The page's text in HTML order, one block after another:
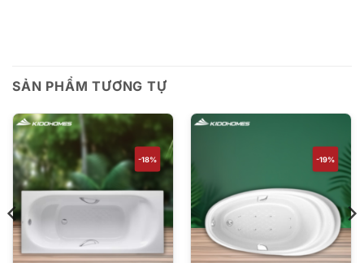
SẢN PHẨM TƯƠNG TỰ
-18% -19%